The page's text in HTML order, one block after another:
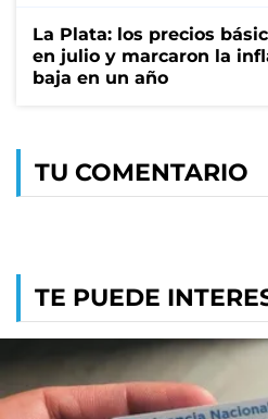
La Plata: los precios
en julio y marcaron la
baja en un año
TU COMENTARIO
TE PUEDE